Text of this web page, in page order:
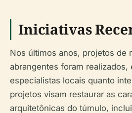
Iniciativas
Nos últimos anos, projetos de
abrangentes foram realizados,
especialistas locais quanto
projetos visam restaurar as
arquitetônicas do túmulo,